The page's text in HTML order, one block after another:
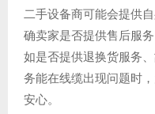
二手设备商可能会提供
确卖家是否提供售后服
如是否提供退换货服务
务能在线缆出现问题时
安心。